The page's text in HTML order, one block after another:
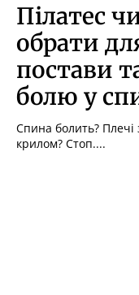
Пілатес
обрати
постави
болю у
Спина болить? Плечі
крилом? Стоп....